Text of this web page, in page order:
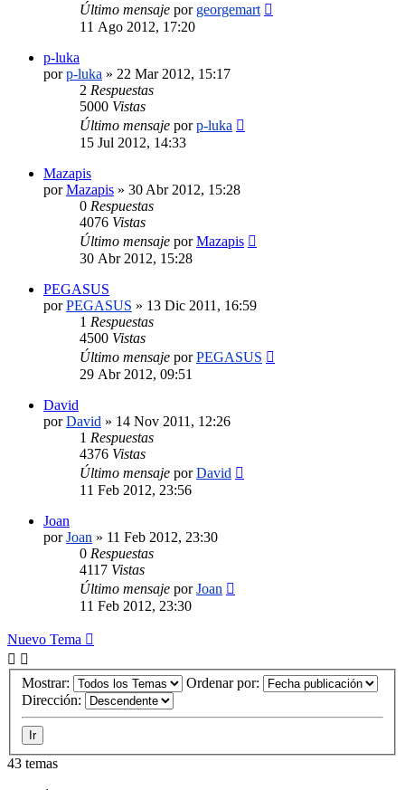
Último mensaje por georgemart
11 Ago 2012, 17:20
p-luka
porp-luka » 22 Mar 2012, 15:17
2 Respuestas
5000 Vistas
Último mensaje porp-luka
15 Jul 2012, 14:33
Mazapis
porMazapis » 30 Abr 2012, 15:28
0 Respuestas
4076 Vistas
Último mensaje porMazapis
30 Abr 2012, 15:28
PEGASUS
porPEGASUS » 13 Dic 2011, 16:59
1 Respuestas
4500 Vistas
Último mensaje porPEGASUS
29 Abr 2012, 09:51
David
porDavid » 14 Nov 2011, 12:26
1 Respuestas
4376 Vistas
Último mensaje porDavid
11 Feb 2012, 23:56
Joan
porJoan » 11 Feb 2012, 23:30
0 Respuestas
4117 Vistas
Último mensaje porJoan
11 Feb 2012, 23:30
Nuevo Tema
Mostrar:
Ordenar por:
Dirección:
43 temas